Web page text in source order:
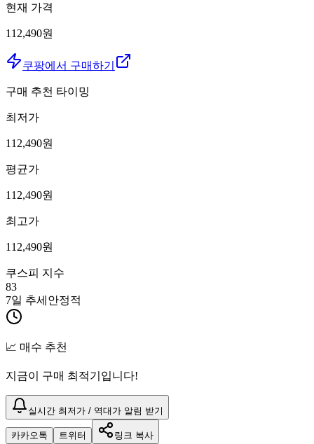
현재 가격
112,490원
쿠팡에서 구매하기
구매 추천 타이밍
최저가
112,490원
평균가
112,490원
최고가
112,490원
쿠스피 지수
83
7일 추세 안정적
📈 매수 추천
지금이 구매 최적기입니다!
실시간 최저가 / 역대가 알림 받기
카카오톡 트위터 링크 복사